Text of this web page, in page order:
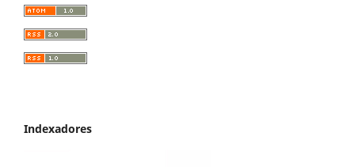
Indexadores